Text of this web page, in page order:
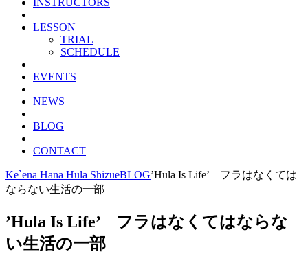
LESSON
TRIAL
SCHEDULE
EVENTS
NEWS
BLOG
CONTACT
Ke`ena Hana Hula ShizueBLOG’Hula Is Life’ フラはなくては
ならない生活の一部
’Hula Is Life’ フラはなくてはならな
い生活の一部